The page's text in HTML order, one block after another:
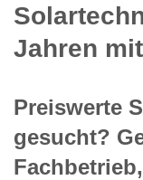
Jahren
Preiswerte
gesucht?